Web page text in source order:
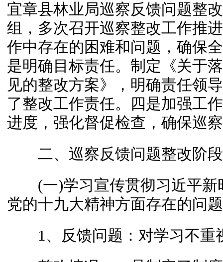
宜章县林业局巡察反馈问题整
组，多次召开巡察整改工作推
作中存在的困难和问题，确保
是明确目标责任。制定《关于
见的整改方案》，明确责任领
了整改工作责任。四是加强工
进度，强化督促检查，确保巡
二、巡察反馈问题整改阶段
(一)学习宣传贯彻习近平新
党的十九大精神方面存在的问
1、反馈问题：对学习不重